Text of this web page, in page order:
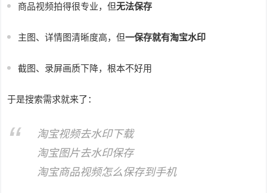
商品视频拍得很专业，但无法保存
主图、详情图清晰度高，但一保存就有淘宝水印
截图、录屏画质下降，根本不好用
于是搜索需求就来了：
淘宝视频去水印下载
淘宝图片去水印保存
淘宝商品视频怎么保存到手机